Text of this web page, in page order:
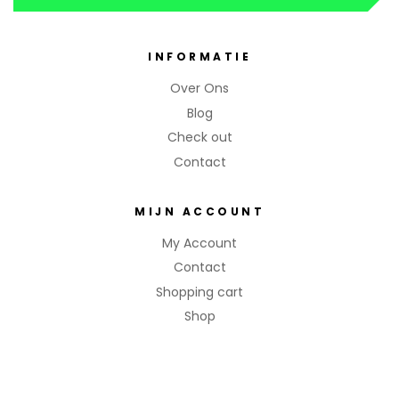
INFORMATIE
Over Ons
Blog
Check out
Contact
MIJN ACCOUNT
My Account
Contact
Shopping cart
Shop